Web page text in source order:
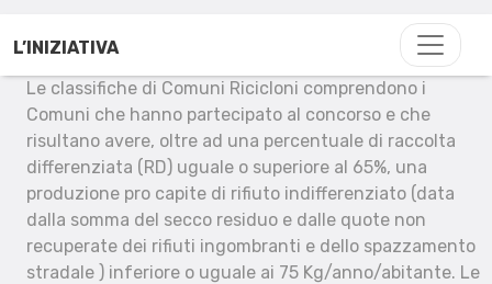
L’INIZIATIVA
Le classifiche di Comuni Ricicloni comprendono i
Comuni che hanno partecipato al concorso e che
risultano avere, oltre ad una percentuale di raccolta
differenziata (RD) uguale o superiore al 65%, una
produzione pro capite di rifiuto indifferenziato (data
dalla somma del secco residuo e dalle quote non
recuperate dei rifiuti ingombranti e dello spazzamento
stradale ) inferiore o uguale ai 75 Kg/anno/abitante. Le